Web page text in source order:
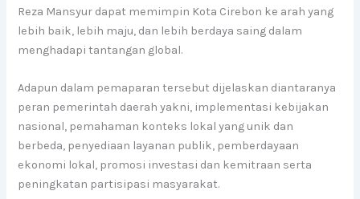
Reza Mansyur dapat memimpin Kota Cirebon ke arah yang
lebih baik, lebih maju, dan lebih berdaya saing dalam
menghadapi tantangan global.
Adapun dalam pemaparan tersebut dijelaskan diantaranya
peran pemerintah daerah yakni, implementasi kebijakan
nasional, pemahaman konteks lokal yang unik dan
berbeda, penyediaan layanan publik, pemberdayaan
ekonomi lokal, promosi investasi dan kemitraan serta
peningkatan partisipasi masyarakat.